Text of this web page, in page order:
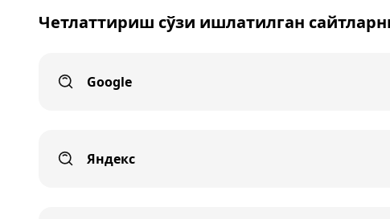
Четлаттириш сўзи ишлатилган
Google
Яндекс